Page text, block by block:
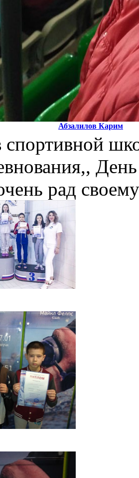
Абзалилов Карим
спортивной
рад